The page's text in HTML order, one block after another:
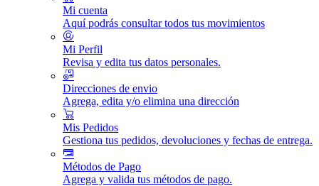
Mi cuenta
Aquí podrás consultar todos tus movimientos
Mi Perfil
Revisa y edita tus datos personales.
Direcciones de envio
Agrega, edita y/o elimina una dirección
Mis Pedidos
Gestiona tus pedidos, devoluciones y fechas de entrega.
Métodos de Pago
Agrega y valida tus métodos de pago.